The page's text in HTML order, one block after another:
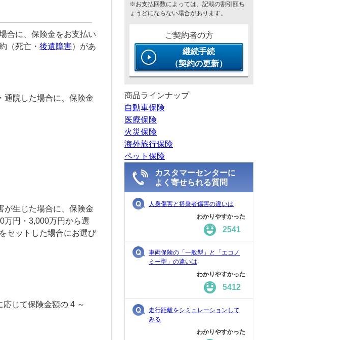
合に、保険金をお支払い
（死亡・ 後遺障害）があ
通院した場合に、保険金
が生じた場合に、保険金
万円・3,000万円から選
セットした場合にお選び
応じて保険金額の 4 ～
※お支払回数によっては、記載の割引額ち
ょうどにならない場合があります。
ご契約者の方
継続手続
（契約の更新）
商品ラインナップ
自動車保険
医療保険
火災保険
海外旅行保険
ペット保険
カスタマーセンターに
よく寄せられる質問
人身傷害と搭乗者傷害の違いは
わかりやすかった
2541
車両保険の「一般型」と「エコノ
ミー型」の違いは
わかりやすかった
5412
走行距離をシミュレーションして
みる
わかりやすかった